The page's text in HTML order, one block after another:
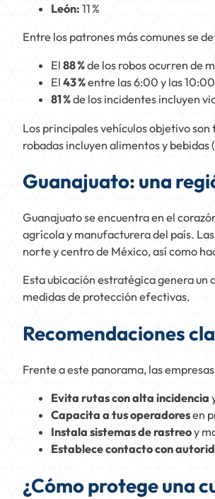
León: 11 %
Entre los patrones más comunes se
El 88 %de los robos ocurren de
El 43 %entre las 6:00 y las
81 %de los incidentes incluyen
Los principales vehículos objetivo son
robadas incluyen alimentos y bebidas
Guanajuato: una
Guanajuato se encuentra en el
agrícola y manufacturera del país.
norte y centro de México, así como
Esta ubicación estratégica genera un
medidas de protección efectivas.
Recomendaciones
Frente a este panorama, las
Evita rutas con alta incidencia
Capacita a tus operadoresen
Instala sistemas de rastreoy
Establece contacto con
¿Cómo protege una